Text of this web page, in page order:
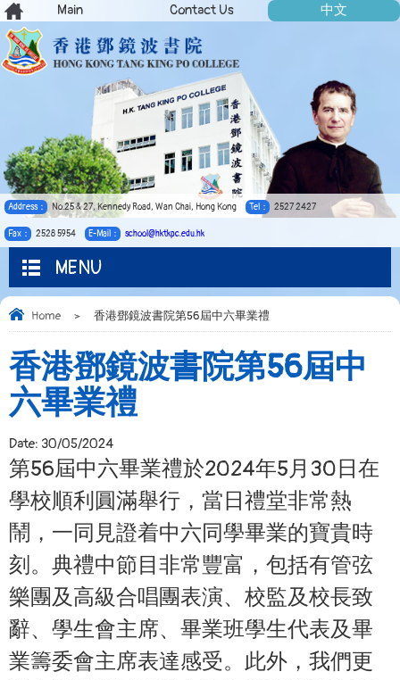
Address： No.25 & 27, Kennedy Road, Wan Chai, Hong Kong Tel： 2527 2427
Fax： 2528 5954 E-Mail： school@hktkpc.edu.hk
中文
Contact Us
Main
MENU
Home > 香港鄧鏡波書院第56屆中六畢業禮
香港鄧鏡波書院第56屆中
六畢業禮
Date: 30/05/2024
第56屆中六畢業禮於2024年5月30日在
學校順利圓滿舉行，當日禮堂非常熱
鬧，一同見證着中六同學畢業的寶貴時
刻。典禮中節目非常豐富，包括有管弦
樂團及高級合唱團表演、校監及校長致
辭、學生會主席、畢業班學生代表及畢
業籌委會主席表達感受。此外，我們更